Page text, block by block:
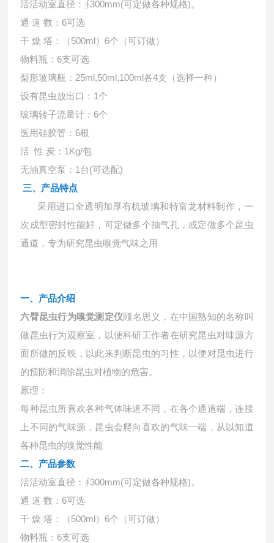
活活动室直径： ∮300mm(可定做各种规格)。
通 道 数：6可选
干 燥 塔：（500ml）6个（可订做）
物料瓶： 6支可选
梨形玻璃瓶： 25ml,50ml,100ml各4支（选择一种）
设有昆虫放出口： 1个
玻璃转子流量计： 6个
医用硅胶管： 6根
活 性 炭：1Kg/包
无油真空泵： 1台(可选配)
三、产品特点
采用进口全透明加厚有机玻璃和特富龙材料制作，一
次成型密封性能好，可定做多个抽气孔，或定做多个昆虫
通道，专为研究昆虫嗅觉气味之用
一、产品介绍
六臂昆虫行为嗅觉测定仪 顾名思义，在中国熟知的名称叫
做昆虫行为观察室，以便科研工作者在研究昆虫对味源方
面所做的反映，以此来判断昆虫的习性，以便对昆虫进行
的预防和消除昆虫对植物的危害。
原理：
每种昆虫所喜欢各种气体味道不同，在各个通道端，连接
上不同的气味源，昆虫会爬向喜欢的气味一端，从以知道
各种昆虫的嗅觉性能
二、产品参数
活活动室直径： ∮300mm(可定做各种规格)。
通 道 数：6可选
干 燥 塔：（500ml）6个（可订做）
物料瓶： 6支可选